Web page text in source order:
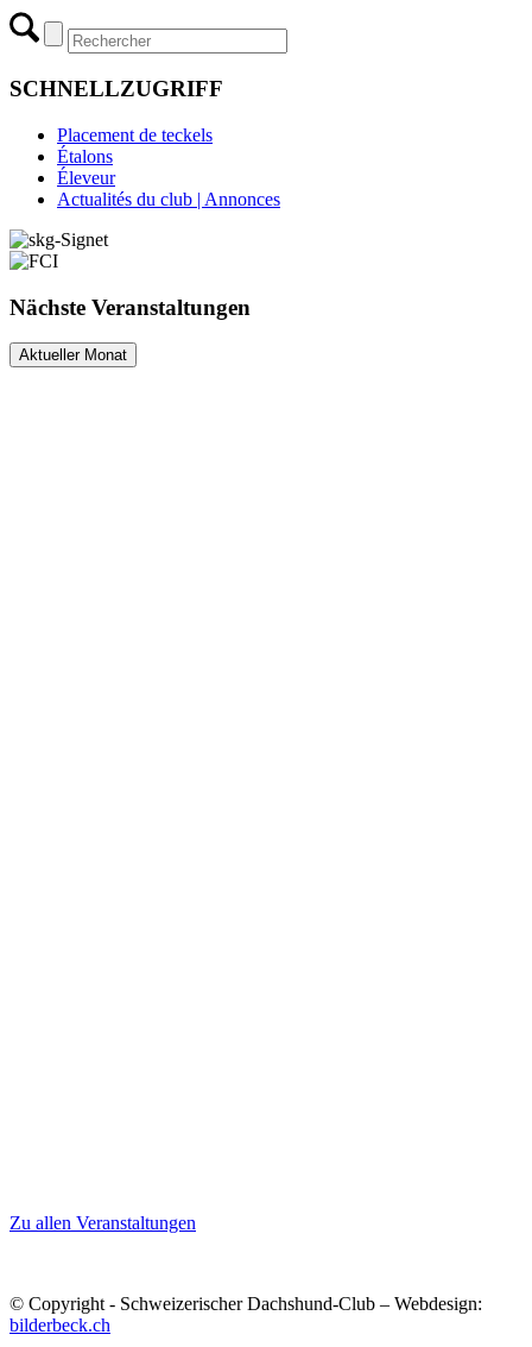
SCHNELLZUGRIFF
Placement de teckels
Étalons
Éleveur
Actualités du club | Annonces
Nächste Veranstaltungen
Aktueller Monat
Zu allen Veranstaltungen
© Copyright - Schweizerischer Dachshund-Club – Webdesign:
bilderbeck.ch